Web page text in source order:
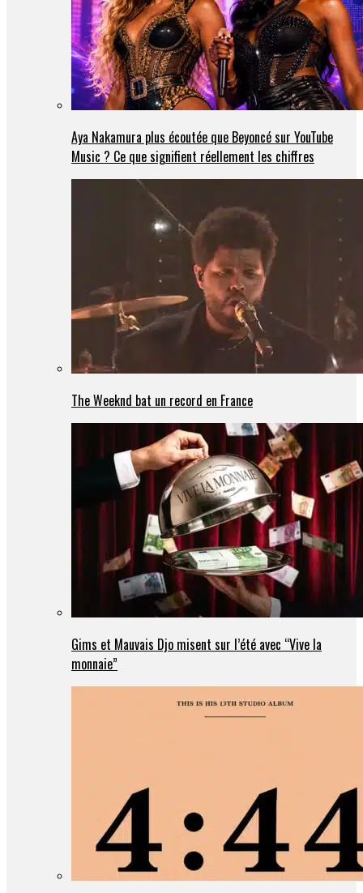
Aya Nakamura plus écoutée que Beyoncé sur YouTube
Music ? Ce que signifient réellement les chiffres
The Weeknd bat un record en France
Gims et Mauvais Djo misent sur l’été avec “Vive la
monnaie”